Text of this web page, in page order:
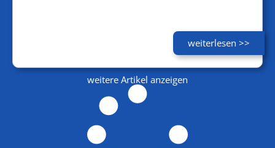
weiterlesen >>
weitere Artikel anzeigen